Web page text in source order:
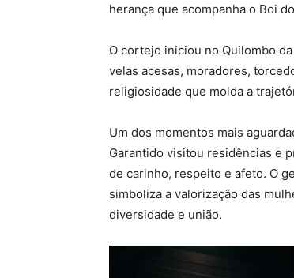
herança que acompanha o Boi
O cortejo iniciou no Quilombo
velas acesas, moradores,
religiosidade que molda a
Um dos momentos mais
Garantido visitou residências e
de carinho, respeito e afeto. O
simboliza a valorização das
diversidade e união.